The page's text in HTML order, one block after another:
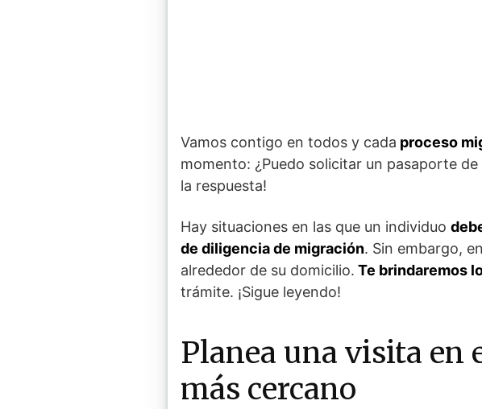
Vamos contigo en todos y cada proceso
momento: ¿Puedo solicitar un pasaporte
la respuesta!
Hay situaciones en las que un individuo
de diligencia de migración. Sin embargo,
alrededor de su domicilio. Te brindaremos
trámite. ¡Sigue leyendo!
Planea una visita en
más cercano